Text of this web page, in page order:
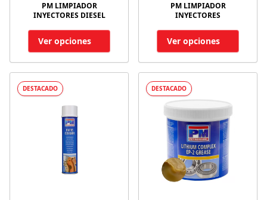
PM LIMPIADOR
INYECTORES DIESEL
Ver opciones
PM LIMPIADOR
INYECTORES
Ver opciones
DESTACADO DESTACADO